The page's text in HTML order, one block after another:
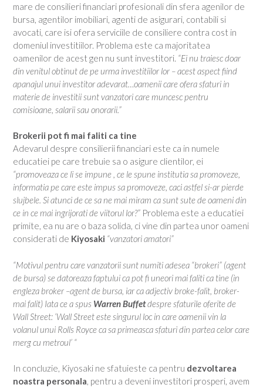
mare de consilieri financiari profesionali din sfera agenilor de
bursa, agentilor imobiliari, agenti de asigurari, contabili si
avocati, care isi ofera serviciile de consiliere contra cost in
domeniul investitiilor. Problema este ca majoritatea
oamenilor de acest gen nu sunt investitori. “Ei nu traiesc doar
din venitul obtinut de pe urma investitiilor lor – acest aspect fiind
apanajul unui investitor adevarat…oamenii care ofera sfaturi in
materie de investitii sunt vanzatori care muncesc pentru
comisioane, salarii sau onorarii.”
Brokerii pot fi mai faliti ca tine
Adevarul despre consilierii financiari este ca in numele
educatiei pe care trebuie sa o asigure clientilor, ei
“promoveaza ce li se impune , ce le spune institutia sa promoveze,
informatia pe care este impus sa promoveze, caci astfel si-ar pierde
slujbele. Si atunci de ce sa ne mai miram ca sunt sute de oameni din
ce in ce mai ingrijorati de viitorul lor?” Problema este a educatiei
primite, ea nu are o baza solida, ci vine din partea unor oameni
considerati de Kiyosaki “vanzatori amatori”
“Motivul pentru care vanzatorii sunt numiti adesea “brokeri” (agent
de bursa) se datoreaza faptului ca pot fi uneori mai faliti ca tine (in
engleza broker –agent de bursa, iar ca adjectiv broke-falit, broker-
mai falit) Iata ce a spus Warren Buffetdespre sfaturile oferite de
Wall Street: ‘Wall Street este singurul loc in care oamenii vin la
volanul unui Rolls Royce ca sa primeasca sfaturi din partea celor care
merg cu metroul’ “
In concluzie, Kiyosaki ne sfatuieste ca pentru dezvoltarea
noastra personala, pentru a deveni investitori prosperi, avem